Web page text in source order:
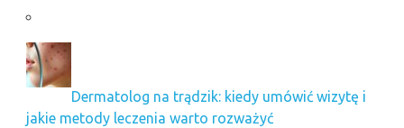
Dermatolog na trądzik: kiedy umówić wizytę i
jakie metody leczenia warto rozważyć